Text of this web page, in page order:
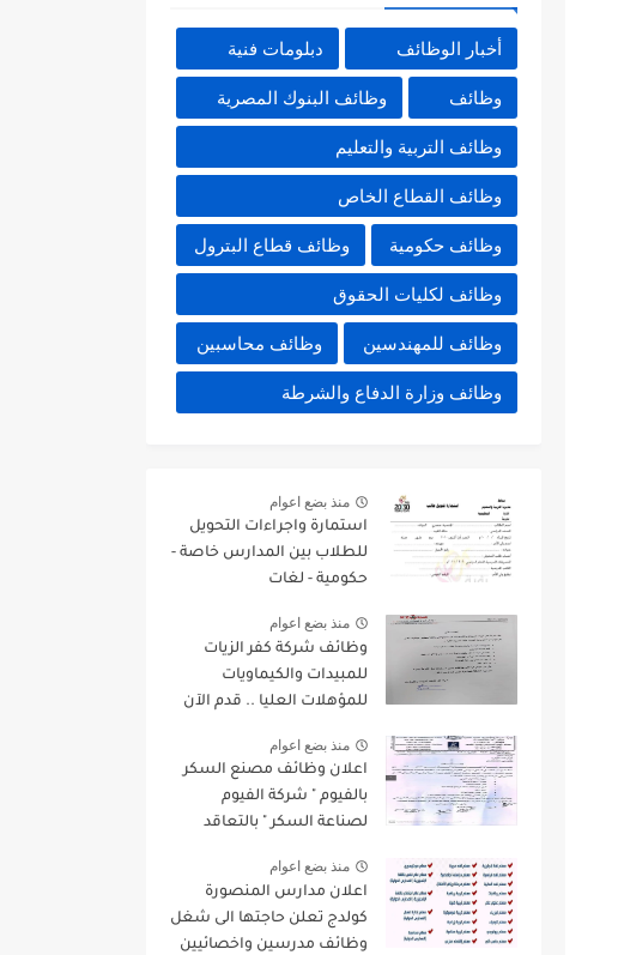
أخبار الوظائف دبلومات فنية
وظائف وظائف البنوك المصرية
وظائف التربية والتعليم
وظائف القطاع الخاص
وظائف حكومية وظائف قطاع البترول
وظائف لكليات الحقوق
وظائف للمهندسين وظائف محاسبين
وظائف وزارة الدفاع والشرطة
منذ بضع اعوام
استمارة واجراءات التحويل
للطلاب بين المدارس خاصة -
حكومية - لغات
منذ بضع اعوام
وظائف شركة كفر الزيات
للمبيدات والكيماويات
للمؤهلات العليا .. قدم الآن
منذ بضع اعوام
اعلان وظائف مصنع السكر
بالفيوم " شركة الفيوم
لصناعة السكر " بالتعاقد
منذ بضع اعوام
اعلان مدارس المنصورة
كولدج تعلن حاجتها الى شغل
وظائف مدرسين واخصائيين